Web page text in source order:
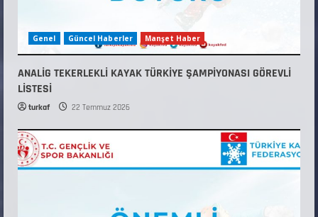
Genel Güncel Haberler Manşet Haber
ANALİG TEKERLEKLİ KAYAK TÜRKİYE ŞAMPİYONASI GÖREVLİ
LİSTESİ
turkaf 22 Temmuz 2026